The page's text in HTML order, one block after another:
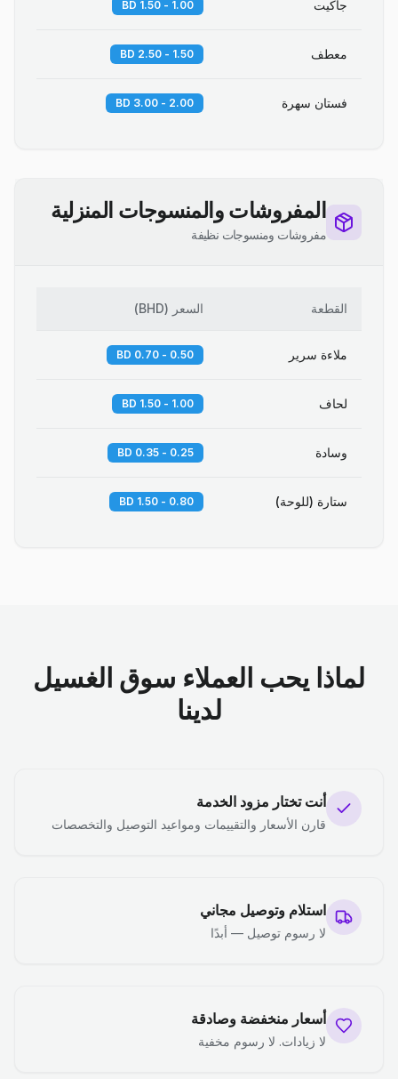
جاكيت 1.00 - 1.50 BD
معطف 1.50 - 2.50 BD
فستان سهرة 2.00 - 3.00 BD
المفروشات والمنسوجات المنزلية
مفروشات ومنسوجات نظيفة
القطعة السعر (
BHD
)
ملاءة سرير 0.50 - 0.70 BD
لحاف 1.00 - 1.50 BD
وسادة 0.25 - 0.35 BD
ستارة (للوحة) 0.80 - 1.50 BD
لماذا يحب العملاء سوق الغسيل
لدينا
أنت تختار مزود الخدمة
قارن الأسعار والتقييمات ومواعيد التوصيل والتخصصات
استلام وتوصيل مجاني
لا رسوم توصيل — أبدًا
أسعار منخفضة وصادقة
لا زيادات. لا رسوم مخفية